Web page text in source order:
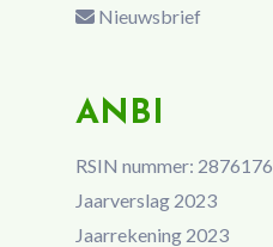
Nieuwsbrief
ANBI
RSIN nummer: 2876176
Jaarverslag 2023
Jaarrekening 2023